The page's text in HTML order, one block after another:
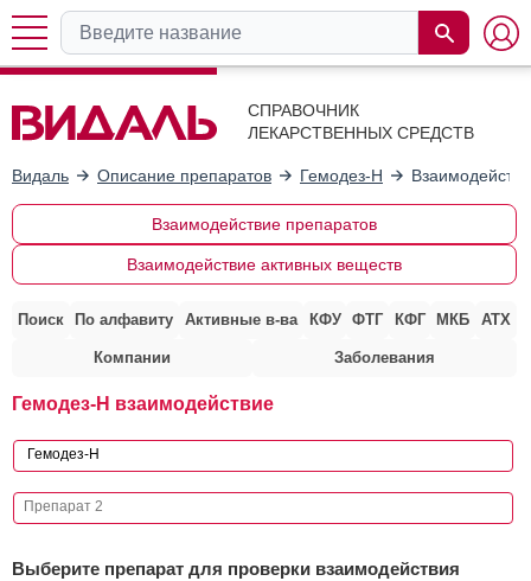
СПРАВОЧНИК
ЛЕКАРСТВЕННЫХ СРЕДСТВ
Видаль Описание препаратов Гемодез-Н
Взаимодействие препаратов
Взаимодействие активных веществ
Поиск По алфавиту Активные в-ва КФУ ФТГ КФГ МКБ АТХ
Компании Заболевания
Гемодез-Н взаимодействие
Выберите препарат для проверки взаимодействия